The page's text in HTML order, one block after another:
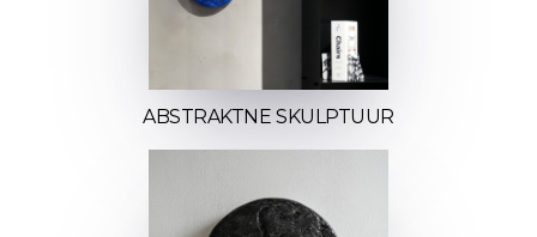
ABSTRAKTNE SKULPTUUR